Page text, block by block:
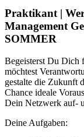
Praktikant |
Management
SOMMER
Begeisterst Du Dich
möchtest
gestalte die Zukunft
Chance ideale
Dein Netzwerk auf-
Deine Aufgaben: